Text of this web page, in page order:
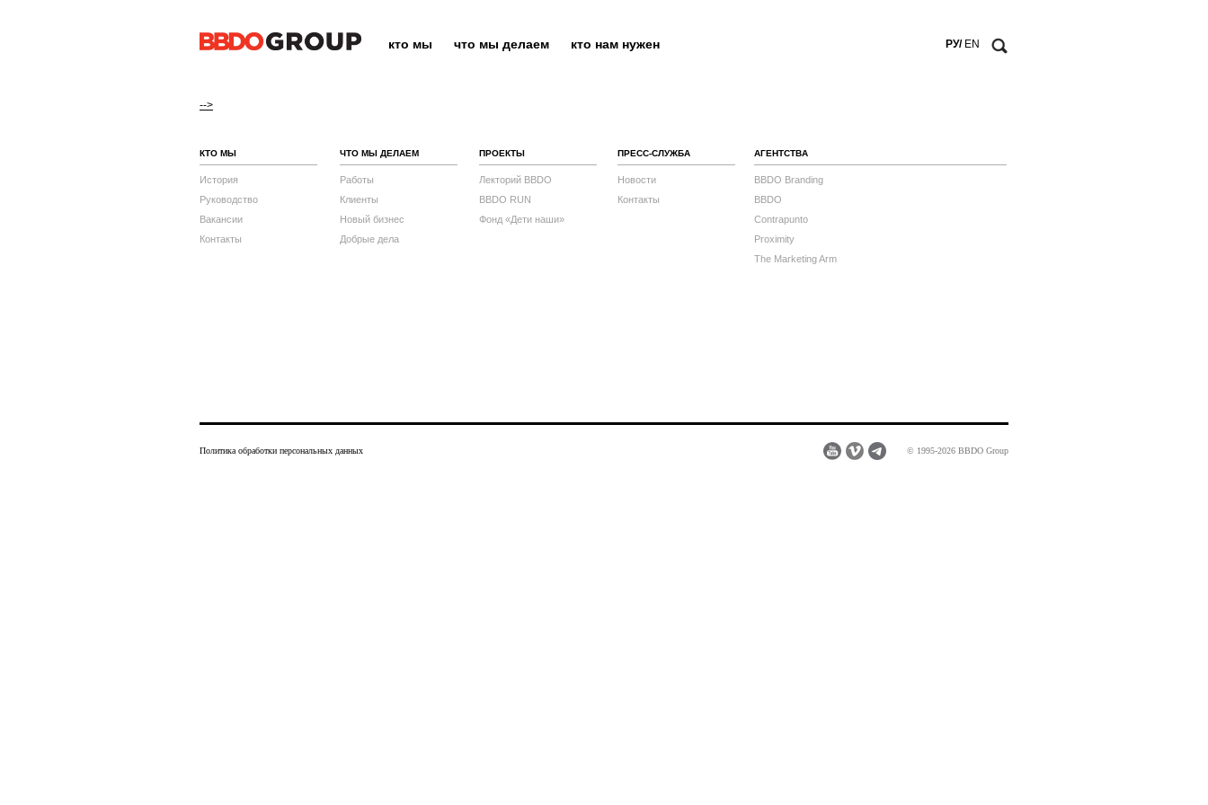
кто мы что мы делаем кто нам нужен РУ/ EN
-->
КТО МЫ
История
Руководство
Вакансии
Контакты
ЧТО МЫ ДЕЛАЕМ
Работы
Клиенты
Новый бизнес
Добрые дела
ПРОЕКТЫ
Лекторий BBDO
BBDO RUN
Фонд «Дети наши»
ПРЕСС-СЛУЖБА
Новости
Контакты
АГЕНТСТВА
BBDO Branding
BBDO
Contrapunto
Proximity
The Marketing Arm
© 1995-2026 BBDO Group
Политика обработки персональных данных